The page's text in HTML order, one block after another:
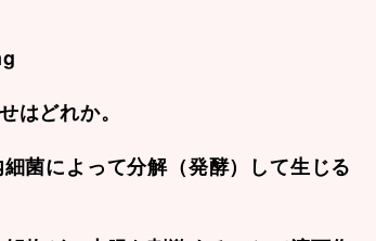
はどれか。
菌によって分解（発酵）して生じる